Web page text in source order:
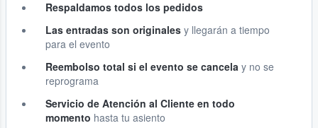
Respaldamos todos los pedidos
Las entradas son originales y llegarán a tiempo
para el evento
Reembolso total si el evento se cancela y no se
reprograma
Servicio de Atención al Cliente en todo
momento hasta tu asiento